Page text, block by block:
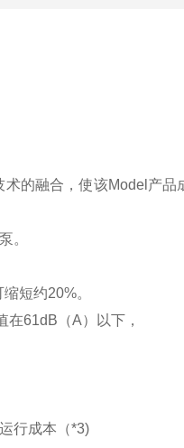
的融合，使该Model产品
。
短约20%。
61dB（A）以下，
行成本（*3)